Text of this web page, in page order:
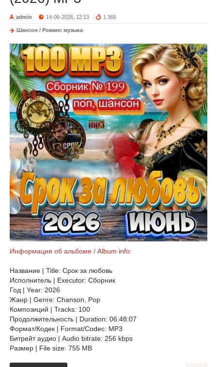
admin 14-06-2026, 12:13 1 366
Шансон / Романс музыка
Информация об альбоме / Album info:
Название | Title: Срок за любовь
Исполнитель | Executor: Сборник
Год | Year: 2026
Жанр | Genre: Chanson, Pop
Композиций | Tracks: 100
Продолжительность | Duration: 06:48:07
Формат/Кодек | Format/Codec: MP3
Битрейт аудио | Audio bitrate: 256 kbps
Размер | File size: 755 MB